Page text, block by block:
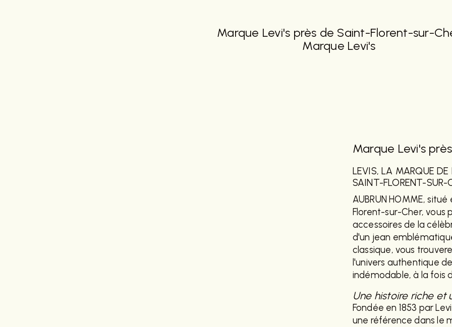
Marque Levi's près de Saint-Florent-sur-
Marque Levi's
Marque Levi's
LEVIS, LA MARQUE DE
SAINT-FLORENT-SUR-
AUBRUN HOMME,
Florent-sur-Cher,
accessoires de la
d'un jean
classique, vous
l'univers authentique
indémodable, à la fois
Une histoire riche et
Fondée en 1853 par
une référence dans le